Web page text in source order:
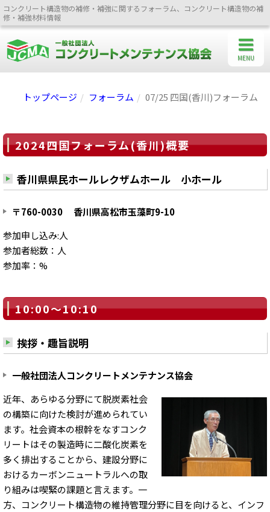
コンクリート構造物の補修・補強に関するフォーラム、コンクリート構造物の補
修・補強材料情報
トップページ フォーラム 07/25 四国(香川)フォーラム
2024四国フォーラム(香川)概要
香川県県民ホールレクザムホール 小ホール
〒760-0030 香川県高松市玉藻町9-10
参加申し込み:人
参加者総数：人
参加率：%
10:00～10:10
挨拶・趣旨説明
一般社団法人コンクリートメンテナンス協会
近年、あらゆる分野にて脱炭素社会
の構築に向けた検討が進められてい
ます。社会資本の根幹をなすコンク
リートはその製造時に二酸化炭素を
多く排出することから、建設分野に
おけるカーボンニュートラルへの取
り組みは喫緊の課題と言えます。一
方、コンクリート構造物の維持管理分野に目を向けると、インフ
MENU